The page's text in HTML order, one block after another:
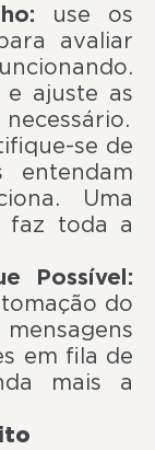
use os
avaliar
e ajuste as
se de
entendam
Uma
faz toda a
Possível:
do
em fila de
mais a